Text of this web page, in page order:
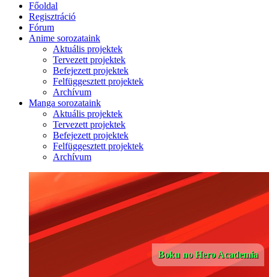
Főoldal
Regisztráció
Fórum
Anime sorozataink
Aktuális projektek
Tervezett projektek
Befejezett projektek
Felfüggesztett projektek
Archívum
Manga sorozataink
Aktuális projektek
Tervezett projektek
Befejezett projektek
Felfüggesztett projektek
Archívum
Boku no Hero Academia